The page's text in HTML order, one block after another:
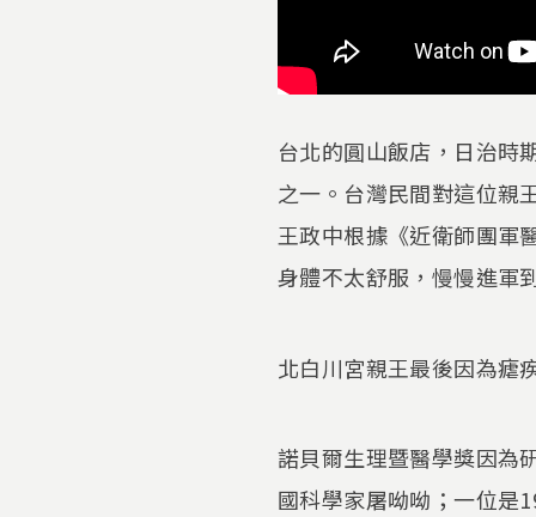
台北的圓山飯店，日治時
之一。台灣民間對這位親
王政中根據《近衛師團軍
身體不太舒服，慢慢進軍
北白川宮親王最後因為瘧
諾貝爾生理暨醫學獎因為
國科學家屠呦呦；一位是